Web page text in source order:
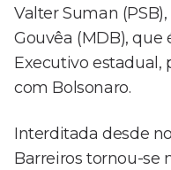
Valter Suman
Gouvêa (MDB),
Executivo
com Bolsonaro.
Interditada desde
Barreiros tornou-se